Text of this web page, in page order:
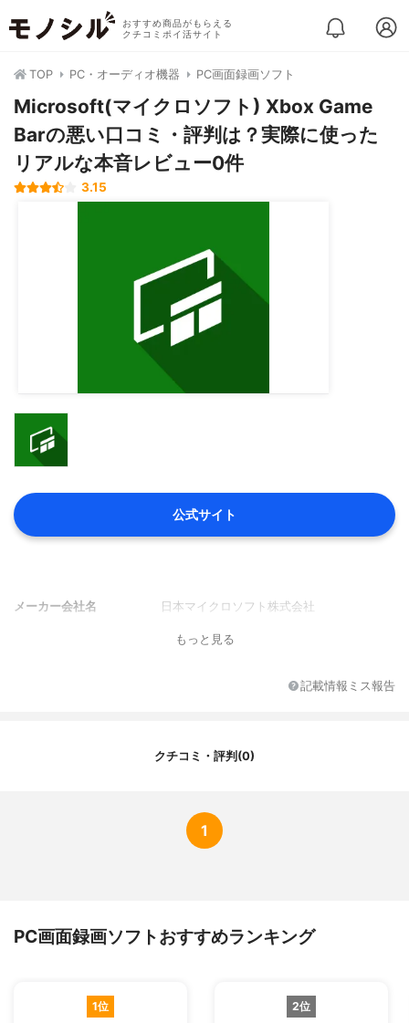
おすすめ商品がもらえる
クチコミポイ活サイト
TOP PC・オーディオ機器 PC画面録画ソフト
Microsoft(マイクロソフト) Xbox Game
Barの悪い口コミ・評判は？実際に使った
リアルな本音レビュー0件
3.15
公式サイト
メーカー会社名 日本マイクロソフト株式会社
もっと見る
記載情報ミス報告
クチコミ・評判(0)
1
PC画面録画ソフトおすすめランキング
1位 2位